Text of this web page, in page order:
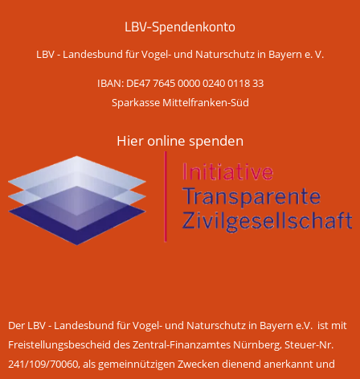
LBV-Spendenkonto
LBV - Landesbund für Vogel- und Naturschutz in Bayern e. V.
IBAN: DE47 7645 0000 0240 0118 33
Sparkasse Mittelfranken-Süd
Hier online spenden
Der LBV - Landesbund für Vogel- und Naturschutz in Bayern e.V. ist mit
Freistellungsbescheid des Zentral-Finanzamtes Nürnberg, Steuer-Nr.
241/109/70060, als gemeinnützigen Zwecken dienend anerkannt und